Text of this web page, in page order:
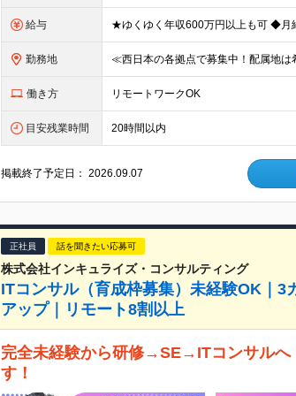
給与
勤務地
働き方 リモートワークOK
目安残業時間 20時間以内
掲載終了予定日：2026.09.07
正社員 話を聞きたい応募可
株式会社インキュライズ・コンサルティング
ITコンサル（育成枠募集）未経験OK｜
アップ｜リモート8割以上
完全未経験から研修→SE→ITコンサルへ
す！